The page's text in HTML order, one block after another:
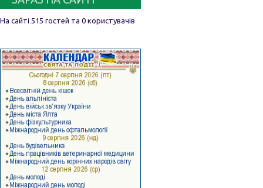
На сайті 515 гостей та 0 користувачів